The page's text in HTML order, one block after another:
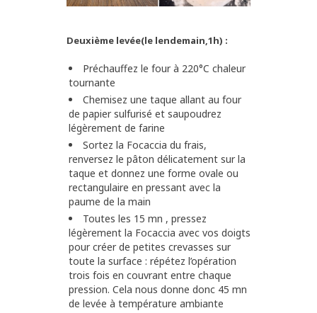
Deuxième levée(le lendemain,1h) :
Préchauffez le four à 220°C chaleur
tournante
Chemisez une taque allant au four
de papier sulfurisé et saupoudrez
légèrement de farine
Sortez la Focaccia du frais,
renversez le pâton délicatement sur la
taque et donnez une forme ovale ou
rectangulaire en pressant avec la
paume de la main
Toutes les 15 mn , pressez
légèrement la Focaccia avec vos doigts
pour créer de petites crevasses sur
toute la surface : répétez l’opération
trois fois en couvrant entre chaque
pression. Cela nous donne donc 45 mn
de levée à température ambiante